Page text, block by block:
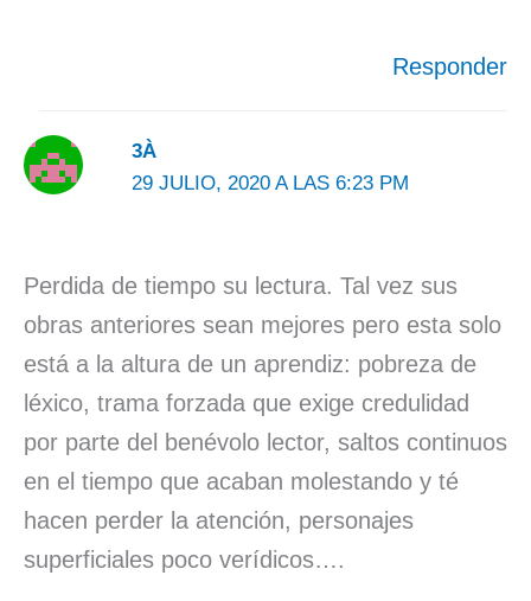
Responder
3À
29 JULIO, 2020 A LAS 6:23 PM
Perdida de tiempo su lectura. Tal vez sus
obras anteriores sean mejores pero esta solo
está a la altura de un aprendiz: pobreza de
léxico, trama forzada que exige credulidad
por parte del benévolo lector, saltos continuos
en el tiempo que acaban molestando y té
hacen perder la atención, personajes
superficiales poco verídicos….